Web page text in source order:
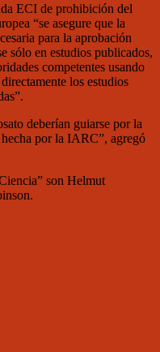
ECI de prohibición del
“se asegure que la
para la aprobación
sólo en estudios publicados,
competentes usando
los estudios
deberían guiarse por la
por la IARC”, agregó
son Helmut